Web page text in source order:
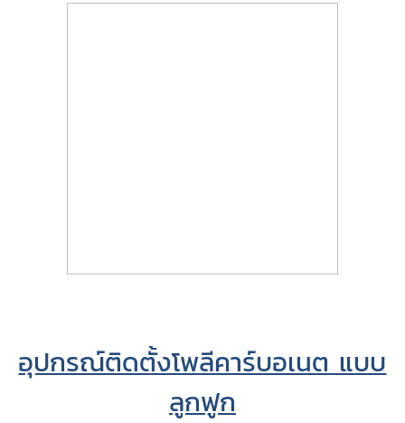
อุปกรณ์ติดตั้งโพลีคาร์บอเนต แบบ
ลูกฟูก